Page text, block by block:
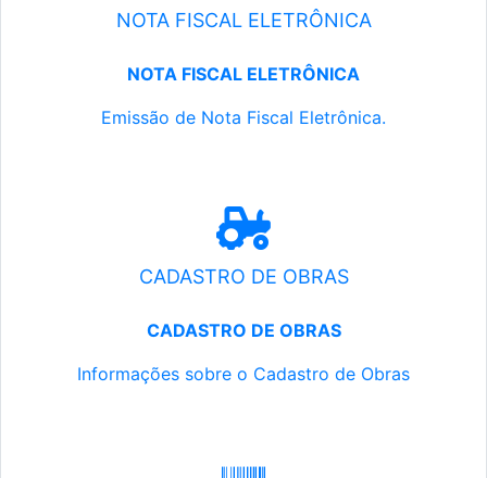
NOTA FISCAL ELETRÔNICA
NOTA FISCAL ELETRÔNICA
Emissão de Nota Fiscal Eletrônica.
CADASTRO DE OBRAS
CADASTRO DE OBRAS
Informações sobre o Cadastro de Obras